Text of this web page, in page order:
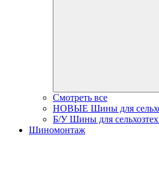
Смотреть все
НОВЫЕ Шины для
Б/У Шины для
Шиномонтаж